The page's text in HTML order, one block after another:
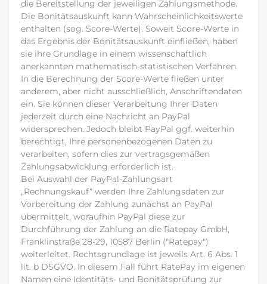
die Bereitstellung der jeweiligen Zahlungsmethode.
Die Bonitätsauskunft kann Wahrscheinlichkeitswerte
enthalten (sog. Score-Werte). Soweit Score-Werte in
das Ergebnis der Bonitätsauskunft einfließen, haben
sie ihre Grundlage in einem wissenschaftlich
anerkannten mathematisch-statistischen Verfahren.
In die Berechnung der Score-Werte fließen unter
anderem, aber nicht ausschließlich, Anschriftendaten
ein. Sie können dieser Verarbeitung Ihrer Daten
jederzeit durch eine Nachricht an PayPal
widersprechen. Jedoch bleibt PayPal ggf. weiterhin
berechtigt, Ihre personenbezogenen Daten zu
verarbeiten, sofern dies zur vertragsgemäßen
Zahlungsabwicklung erforderlich ist.
Bei Auswahl der PayPal-Zahlungsart
„Rechnungskauf“ werden Ihre Zahlungsdaten zur
Vorbereitung der Zahlung zunächst an PayPal
übermittelt, woraufhin PayPal diese zur
Durchführung der Zahlung an die Ratepay GmbH,
Franklinstraße 28-29, 10587 Berlin ("Ratepay")
weiterleitet. Rechtsgrundlage ist jeweils Art. 6 Abs. 1
lit. b DSGVO. In diesem Fall führt RatePay im eigenen
Namen eine Identitäts- und Bonitätsprüfung zur